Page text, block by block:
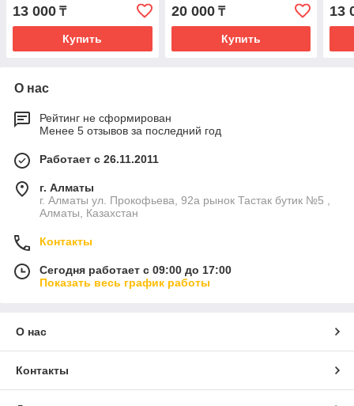
13 000 ₸
Купить
20 000₸
Купить
13
О нас
Рейтинг не сформирован
Менее 5 отзывов за последний год
Работает с 26.11.2011
г. Алматы
г. Алматы ул. Прокофьева, 92а рынок Тастак бутик №5 ,
Алматы, Казахстан
Контакты
Сегодня работает с 09:00 до 17:00
Показать весь график работы
О нас
Контакты